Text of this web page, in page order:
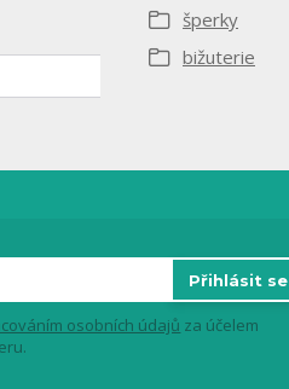
šperky
bižuterie
Přihlásit se
osobních údajů za účelem